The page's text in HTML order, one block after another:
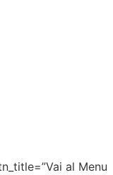
al Menu